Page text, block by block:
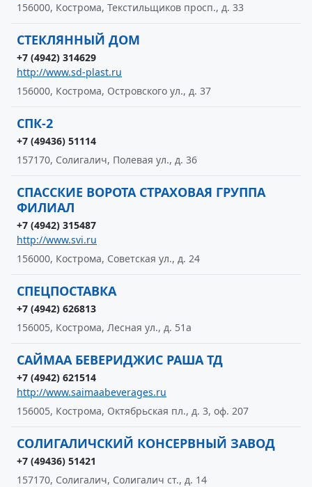
156000, Кострома, Текстильщиков просп., д. 33
СТЕКЛЯННЫЙ ДОМ
+7 (4942) 314629
http://www.sd-plast.ru
156000, Кострома, Островского ул., д. 37
СПК-2
+7 (49436) 51114
157170, Солигалич, Полевая ул., д. 36
СПАССКИЕ ВОРОТА СТРАХОВАЯ ГРУППА
ФИЛИАЛ
+7 (4942) 315487
http://www.svi.ru
156000, Кострома, Советская ул., д. 24
СПЕЦПОСТАВКА
+7 (4942) 626813
156005, Кострома, Лесная ул., д. 51а
САЙМАА БЕВЕРИДЖИС РАША ТД
+7 (4942) 621514
http://www.saimaabeverages.ru
156005, Кострома, Октябрьская пл., д. 3, оф. 207
СОЛИГАЛИЧСКИЙ КОНСЕРВНЫЙ ЗАВОД
+7 (49436) 51421
157170, Солигалич, Солигалич ст., д. 14